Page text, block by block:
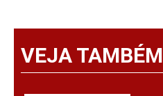
VEJA TAMBÉM